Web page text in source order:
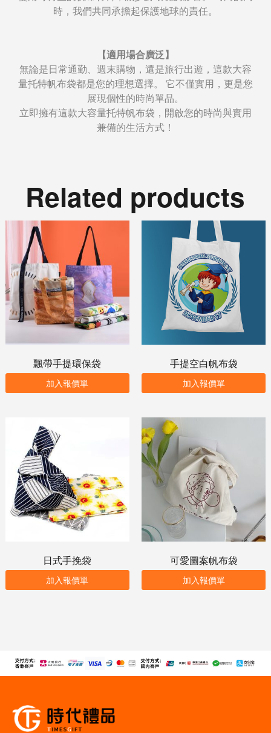
時，我們共同承擔起保護地球的責任。
【適用場合廣泛】
無論是日常通勤、週末購物，還是旅行出遊，這款大容
量托特帆布袋都是您的理想選擇。 它不僅實用，更是您
展現個性的時尚單品。
立即擁有這款大容量托特帆布袋，開啟您的時尚與實用
兼備的生活方式！
Related products
飄帶手提環保袋
加入報價單
手提空白帆布袋
加入報價單
日式手挽袋
加入報價單
可愛圖案帆布袋
加入報價單